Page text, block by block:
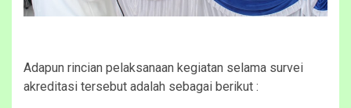
Adapun rincian pelaksanaan kegiatan selama survei
akreditasi tersebut adalah sebagai berikut :